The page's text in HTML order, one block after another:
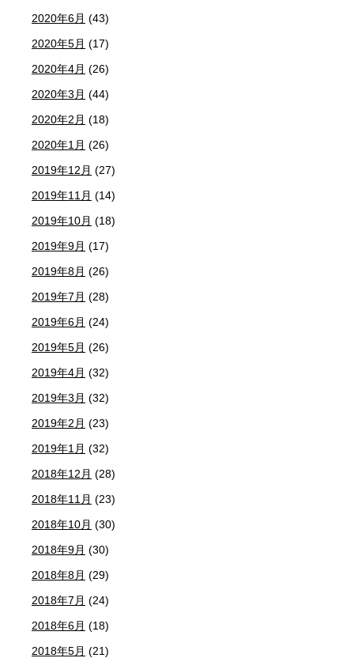
2020年6月 (43)
2020年5月 (17)
2020年4月 (26)
2020年3月 (44)
2020年2月 (18)
2020年1月 (26)
2019年12月 (27)
2019年11月 (14)
2019年10月 (18)
2019年9月 (17)
2019年8月 (26)
2019年7月 (28)
2019年6月 (24)
2019年5月 (26)
2019年4月 (32)
2019年3月 (32)
2019年2月 (23)
2019年1月 (32)
2018年12月 (28)
2018年11月 (23)
2018年10月 (30)
2018年9月 (30)
2018年8月 (29)
2018年7月 (24)
2018年6月 (18)
2018年5月 (21)